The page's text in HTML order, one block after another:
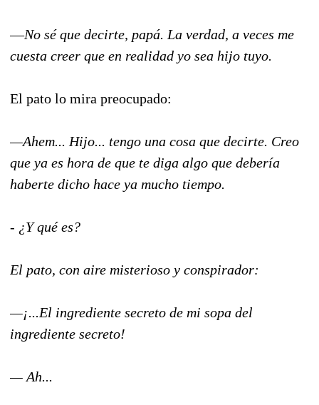
—No sé que decirte, papá. La verdad, a veces me
cuesta creer que en realidad yo sea hijo tuyo.
El pato lo mira preocupado:
—Ahem... Hijo... tengo una cosa que decirte. Creo
que ya es hora de que te diga algo que debería
haberte dicho hace ya mucho tiempo.
- ¿Y qué es?
El pato, con aire misterioso y conspirador:
—¡...El ingrediente secreto de mi sopa del
ingrediente secreto!
— Ah...